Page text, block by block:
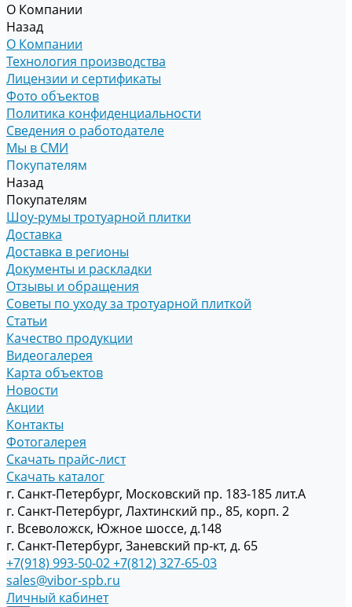
О Компании
Назад
О Компании
Технология производства
Лицензии и сертификаты
Фото объектов
Политика конфиденциальности
Сведения о работодателе
Мы в СМИ
Покупателям
Назад
Покупателям
Шоу-румы тротуарной плитки
Доставка
Доставка в регионы
Документы и раскладки
Отзывы и обращения
Советы по уходу за тротуарной плиткой
Статьи
Качество продукции
Видеогалерея
Карта объектов
Новости
Акции
Контакты
Фотогалерея
Скачать прайс-лист
Скачать каталог
г. Санкт-Петербург, Московский пр. 183-185 лит.А
г. Санкт-Петербург, Лахтинский пр., 85, корп. 2
г. Всеволожск, Южное шоссе, д.148
г. Санкт-Петербург, Заневский пр-кт, д. 65
+7(918) 993-50-02+7(812) 327-65-03
sales@vibor-spb.ru
Личный кабинет